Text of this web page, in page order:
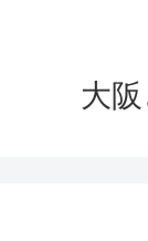
大